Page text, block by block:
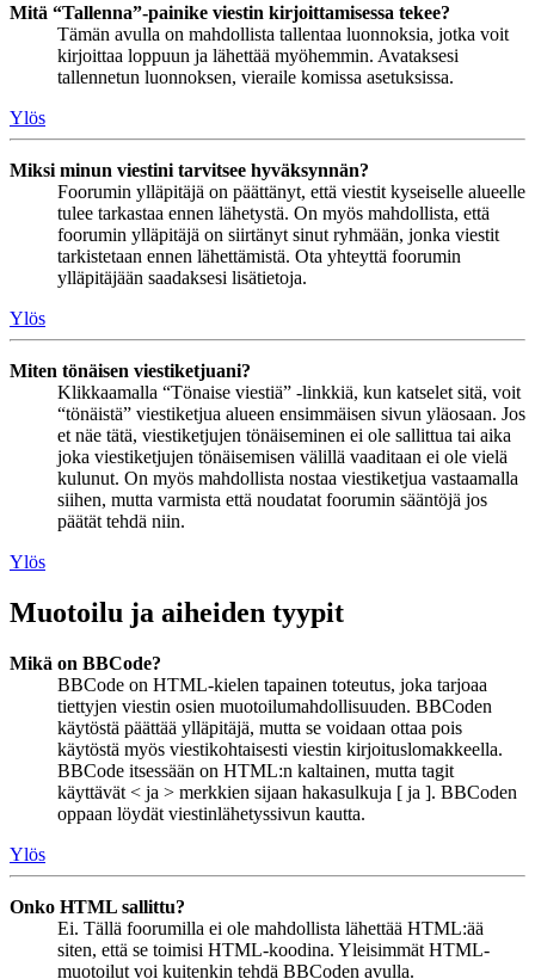
Mitä “Tallenna”-painike viestin kirjoittamisessa tekee?
Tämän avulla on mahdollista tallentaa luonnoksia, jotka voit
kirjoittaa loppuun ja lähettää myöhemmin. Avataksesi
tallennetun luonnoksen, vieraile komissa asetuksissa.
Ylös
Miksi minun viestini tarvitsee hyväksynnän?
Foorumin ylläpitäjä on päättänyt, että viestit kyseiselle alueelle
tulee tarkastaa ennen lähetystä. On myös mahdollista, että
foorumin ylläpitäjä on siirtänyt sinut ryhmään, jonka viestit
tarkistetaan ennen lähettämistä. Ota yhteyttä foorumin
ylläpitäjään saadaksesi lisätietoja.
Ylös
Miten tönäisen viestiketjuani?
Klikkaamalla “Tönaise viestiä” -linkkiä, kun katselet sitä, voit
“tönäistä” viestiketjua alueen ensimmäisen sivun yläosaan. Jos
et näe tätä, viestiketjujen tönäiseminen ei ole sallittua tai aika
joka viestiketjujen tönäisemisen välillä vaaditaan ei ole vielä
kulunut. On myös mahdollista nostaa viestiketjua vastaamalla
siihen, mutta varmista että noudatat foorumin sääntöjä jos
päätät tehdä niin.
Ylös
Muotoilu ja aiheiden tyypit
Mikä on BBCode?
BBCode on HTML-kielen tapainen toteutus, joka tarjoaa
tiettyjen viestin osien muotoilumahdollisuuden. BBCoden
käytöstä päättää ylläpitäjä, mutta se voidaan ottaa pois
käytöstä myös viestikohtaisesti viestin kirjoituslomakkeella.
BBCode itsessään on HTML:n kaltainen, mutta tagit
käyttävät < ja > merkkien sijaan hakasulkuja [ ja ]. BBCoden
oppaan löydät viestinlähetyssivun kautta.
Ylös
Onko HTML sallittu?
Ei. Tällä foorumilla ei ole mahdollista lähettää HTML:ää
siten, että se toimisi HTML-koodina. Yleisimmät HTML-
muotoilut voi kuitenkin tehdä BBCoden avulla.